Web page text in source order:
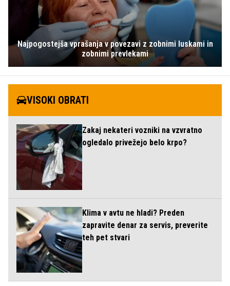
Najpogostejša vprašanja v povezavi z zobnimi luskami in
zobnimi prevlekami
VISOKI OBRATI
Zakaj nekateri vozniki na vzvratno
ogledalo privežejo belo krpo?
Klima v avtu ne hladi? Preden
zapravite denar za servis, preverite
teh pet stvari